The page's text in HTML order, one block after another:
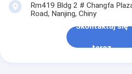
Rm419 Bldg 2 # Changfa
Road, Nanjing, Chiny
Skontaktuj się
teraz